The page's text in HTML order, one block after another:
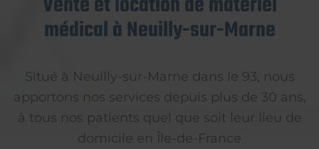
médical à Neuilly-sur-Marne
Situé à Neuilly-sur-Marne dans le 93, nous
apportons nos services depuis plus de 30 ans,
à tous nos patients quel que soit leur lieu de
domicile en Île-de-France